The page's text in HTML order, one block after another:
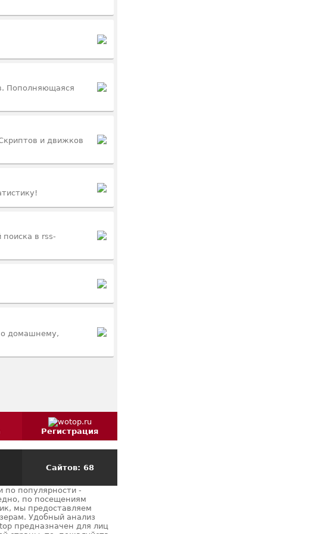
Пополняющаяся
и движков
в rss-
домашнему,
Регистрация
Сайтов: 68
по популярности -
по посещениям
мы предоставляем
Удобный анализ
предназначен для лиц